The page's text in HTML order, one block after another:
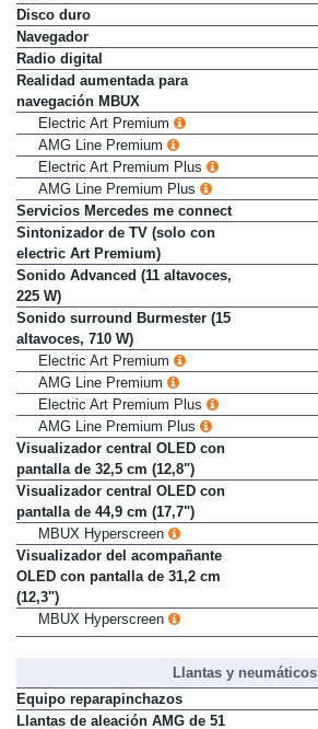
móvil
Disco duro
Navegador
Radio digital
Realidad aumentada para
navegación MBUX
Electric Art Premium
AMG Line Premium
Electric Art Premium Plus
AMG Line Premium Plus
Servicios Mercedes me connect
Sintonizador de TV (solo con
electric Art Premium)
Sonido Advanced (11 altavoces,
225 W)
Sonido surround Burmester (15
altavoces, 710 W)
Electric Art Premium
AMG Line Premium
Electric Art Premium Plus
AMG Line Premium Plus
Visualizador central OLED con
pantalla de 32,5 cm (12,8")
Visualizador central OLED con
pantalla de 44,9 cm (17,7")
MBUX Hyperscreen
Visualizador del acompañante
OLED con pantalla de 31,2 cm
(12,3")
MBUX Hyperscreen
Llantas y neumáticos
Equipo reparapinchazos